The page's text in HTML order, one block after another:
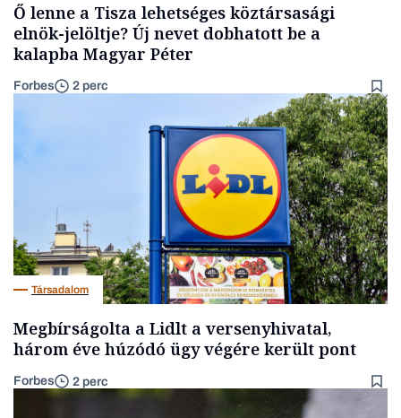
Ő lenne a Tisza lehetséges köztársasági
elnök-jelöltje? Új nevet dobhatott be a
kalapba Magyar Péter
Forbes 2 perc
Társadalom
Megbírságolta a Lidlt a versenyhivatal,
három éve húzódó ügy végére került pont
Forbes 2 perc